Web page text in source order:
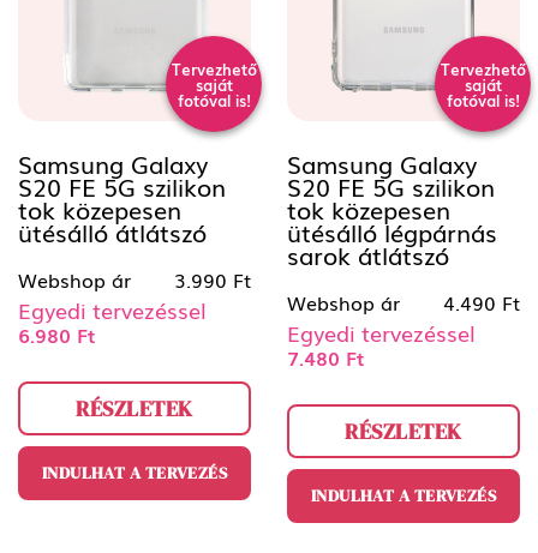
Tervezhető
saját
fotóval is!
Samsung Galaxy
S20 FE 5G szilikon
tok közepesen
ütésálló átlátszó
Webshop ár 3.990 Ft
Egyedi tervezéssel
6.980 Ft
RÉSZLETEK
INDULHAT A TERVEZÉS
Tervezhető
saját
fotóval is!
Samsung Galaxy
S20 FE 5G szilikon
tok közepesen
ütésálló légpárnás
sarok átlátszó
Webshop ár 4.490 Ft
Egyedi tervezéssel
7.480 Ft
RÉSZLETEK
INDULHAT A TERVEZÉS